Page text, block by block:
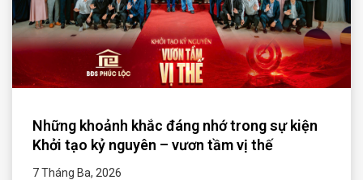
Những khoảnh khắc đáng nhớ trong sự kiện
Khởi tạo kỷ nguyên – vươn tầm vị thế
7 Tháng Ba, 2026